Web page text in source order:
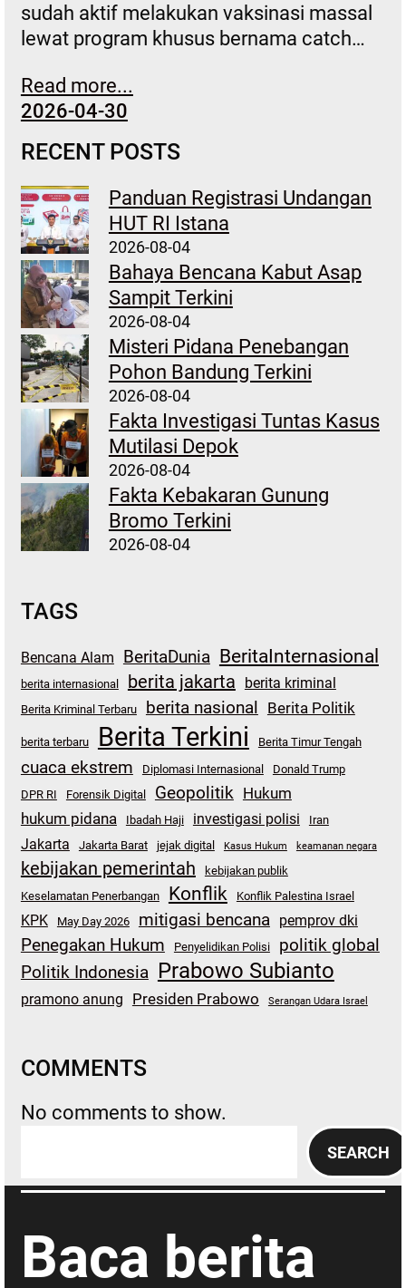
sudah aktif melakukan vaksinasi massal
lewat program khusus bernama catch…
Read more...
2026-04-30
RECENT POSTS
Panduan Registrasi Undangan
HUT RI Istana
2026-08-04
Bahaya Bencana Kabut Asap
Sampit Terkini
2026-08-04
Misteri Pidana Penebangan
Pohon Bandung Terkini
2026-08-04
Fakta Investigasi Tuntas Kasus
Mutilasi Depok
2026-08-04
Fakta Kebakaran Gunung
Bromo Terkini
2026-08-04
TAGS
Bencana Alam BeritaDunia BeritaInternasional
berita internasional berita jakarta berita kriminal
Berita Kriminal Terbaru berita nasional Berita Politik
berita terbaru Berita Terkini Berita Timur Tengah
cuaca ekstrem Diplomasi Internasional
Donald Trump
DPR RI
Forensik Digital Geopolitik Hukum
hukum pidana
Ibadah Haji investigasi polisi Iran
Jakarta Jakarta Barat jejak digital Kasus Hukum keamanan negara
kebijakan pemerintah
kebijakan publik
Keselamatan Penerbangan
Konflik Konflik Palestina Israel
KPK May Day 2026 mitigasi bencana pemprov dki
Penegakan Hukum Penyelidikan Polisi
politik global
Politik Indonesia Prabowo Subianto
pramono anung Presiden Prabowo Serangan Udara Israel
COMMENTS
No comments to show.
a
c
SEARCH
Baca berita